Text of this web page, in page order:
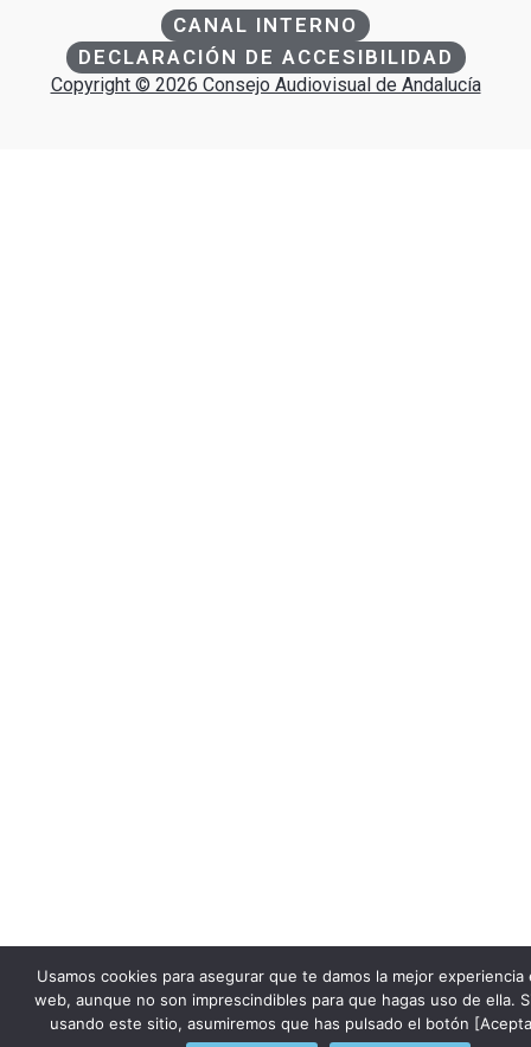
CANAL INTERNO
DECLARACIÓN DE ACCESIBILIDAD
Copyright © 2026 Consejo Audiovisual de Andalucía
Usamos cookies para asegurar que te damos la mejor experiencia
web, aunque no son imprescindibles para que hagas uso de ella.
usando este sitio, asumiremos que has pulsado el botón